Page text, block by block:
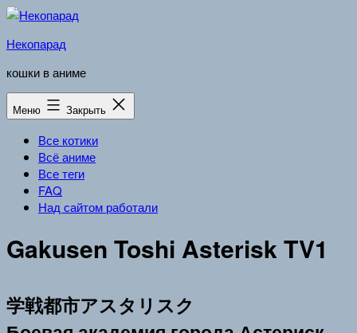
Перейти
содержимому
Некопарад
кошки в аниме
Меню Закрыть
Все котики
Всё аниме
Все теги
FAQ
Над сайтом работали
Gakusen Toshi Asterisk TV1
学戦都市アスタリスク